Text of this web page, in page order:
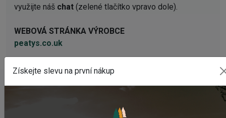
využijte náš chat (zelené tlačítko vpravo dole).
WEBOVÁ STRÁNKA VÝROBCE
peatys.co.uk
Získejte slevu na první nákup